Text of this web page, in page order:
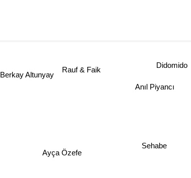
Ayça Özefe
Sehabe
Anıl Piyancı
Rauf & Faik
Berkay Altunyay
Didomido